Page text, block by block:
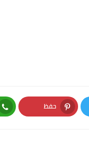
حفظ
Pinterest